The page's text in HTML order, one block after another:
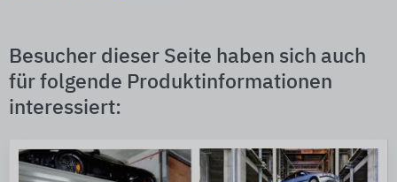
Besucher dieser Seite haben sich auch
für folgende Produktinformationen
interessiert: